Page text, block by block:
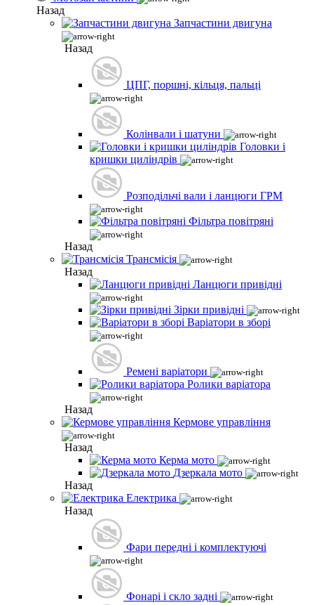
Назад
Запчастини двигуна
Назад
ЦПГ, поршні, кільця, пальці
Колінвали і шатуни
Головки і
кришки циліндрів
Розподільчі вали і ланцюги ГРМ
Фільтра повітряні
Назад
Трансмісія
Назад
Ланцюги привідні
Зірки привідні
Варіатори в зборі
Ремені варіатори
Ролики варіатора
Назад
Кермове управління
Назад
Керма мото
Дзеркала мото
Назад
Електрика
Назад
Фари передні і комплектуючі
Фонарі і скло задні